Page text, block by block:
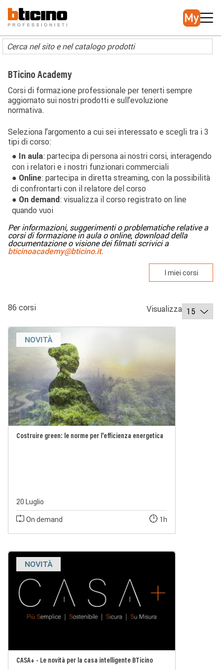
contenuto
principale
Main
navigation
BTicino Academy
Corsi di formazione professionale per tenerti sempre
aggiornato sui nostri prodotti e sull’evoluzione
normativa.
Seleziona l’argomento a cui sei interessato e scegli tra i 3
tipi di corso:
● In aula: partecipa di persona ai nostri corsi, interagendo
con i relatori e i nostri funzionari commerciali
● Online: partecipa in diretta streaming, con la possibilità
di confrontarti con il relatore del corso
● On demand: visualizza il corso registrato on line
quando vuoi
Per informazioni, suggerimenti o problematiche relative a
corsi di formazione in aula o online, download della
documentazione o visione dei filmati scrivici a
bticinoacademy@bticino.it.
I miei corsi
86 corsi Visualizza
NOVITÀ
Costruire green: le norme per l'efficienza energetica
20 Luglio
On demand
1h
NOVITÀ
CASA+ - Le novità per la casa intelligente BTicino